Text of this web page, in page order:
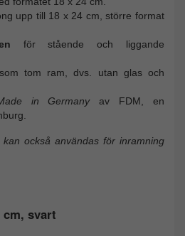
upp till 18 x 24 cm, större format
för stående och liggande
tom ram, dvs. utan glas och
in Germanyav FDM, en
också användas för inramning
cm, svart